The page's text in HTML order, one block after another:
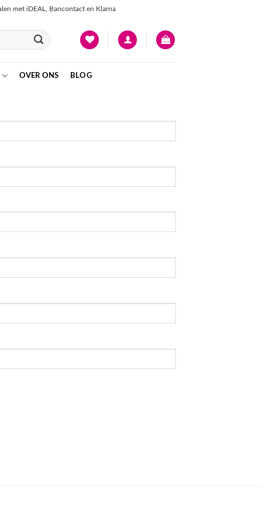
met iDEAL, Bancontact en Klarna
OVER ONS BLOG